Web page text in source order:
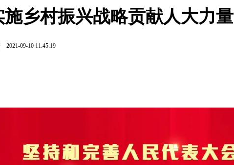
乡村振兴战略贡献人大力量
2021-09-10 11:45:19